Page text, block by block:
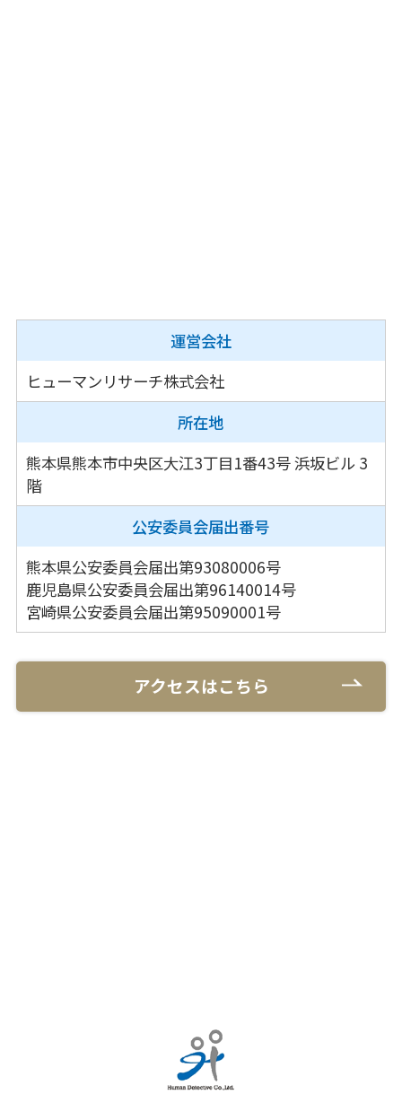
運営会社
ヒューマンリサーチ株式会社
所在地
熊本県熊本市中央区大江3丁目1番43号浜坂ビル 3
階
公安委員会届出番号
熊本県公安委員会届出第93080006号
鹿児島県公安委員会届出第96140014号
宮崎県公安委員会届出第95090001号
アクセスはこちら